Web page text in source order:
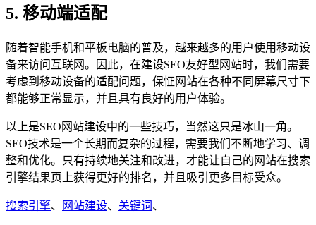
5. 移动端适配
随着智能手机和平板电脑的普及，越来越多的用户使用移动设
备来访问互联网。因此，在建设SEO友好型网站时，我们需要
考虑到移动设备的适配问题，保怔网站在各种不同屏幕尺寸下
都能够正常显示，并且具有良好的用户体验。
以上是SEO网站建设中的一些技巧，当然这只是冰山一角。
SEO技术是一个长期而复杂的过程，需要我们不断地学习、调
整和优化。只有持续地关注和改进，才能让自己的网站在搜索
引擎结果页上获得更好的排名，并且吸引更多目标受众。
搜索引擎、 网站建设、 关键词 、